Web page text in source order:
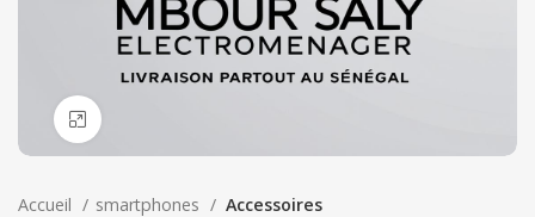
Accueil smartphones Accessoires